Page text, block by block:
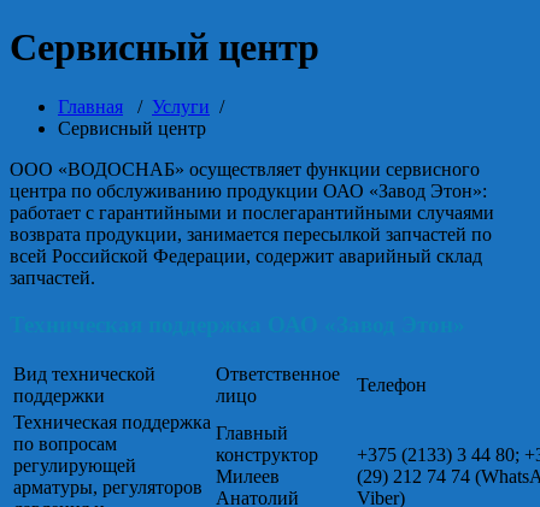
Сервисный центр
Главная / Услуги /
Сервисный центр
ООО «ВОДОСНАБ» осуществляет функции сервисного
центра по обслуживанию продукции ОАО «Завод Этон»:
работает с гарантийными и послегарантийными случаями
возврата продукции, занимается пересылкой запчастей по
всей Российской Федерации, содержит аварийный склад
запчастей.
Вид технической
поддержки
Ответственное
лицо
Телефон
Техническая поддержка
по вопросам
регулирующей
арматуры, регуляторов
Главный
конструктор
Милеев
Анатолий
+375 (2133) 3 44 80;
(29) 212 74 74
Viber)